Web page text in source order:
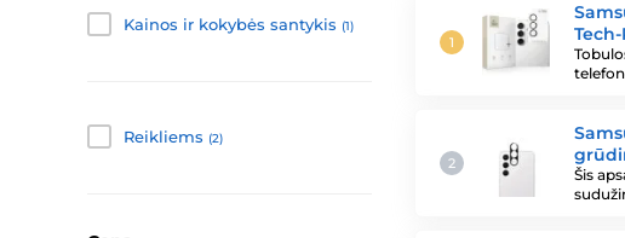
Šis
Kainos ir kokybės santykis (1)
Reikliems (2)